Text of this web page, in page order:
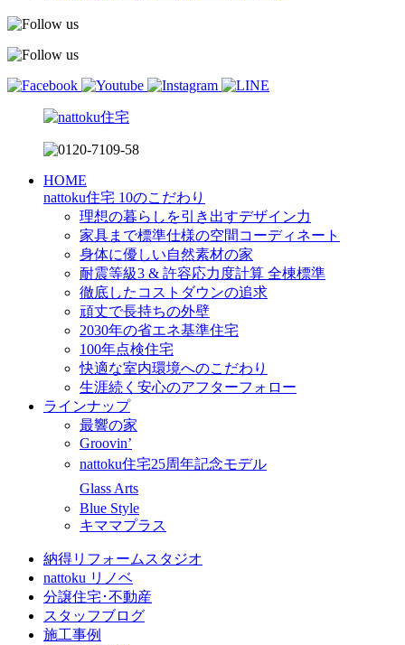
HOME
nattoku住宅 10のこだわり
理想の暮らしを引き出すデザイン力
家具まで標準仕様の空間コーディネート
身体に優しい自然素材の家
耐震等級3 & 許容応力度計算 全棟標準
徹底したコストダウンの追求
頑丈で長持ちの外壁
2030年の省エネ基準住宅
100年点検住宅
快適な室内環境へのこだわり
生涯続く安心のアフターフォロー
ラインナップ
最響の家
Groovin’
nattoku住宅25周年記念モデル
Glass Arts
Blue Style
キママプラス
納得リフォームスタジオ
nattoku リノベ
分譲住宅･不動産
スタッフブログ
施工事例